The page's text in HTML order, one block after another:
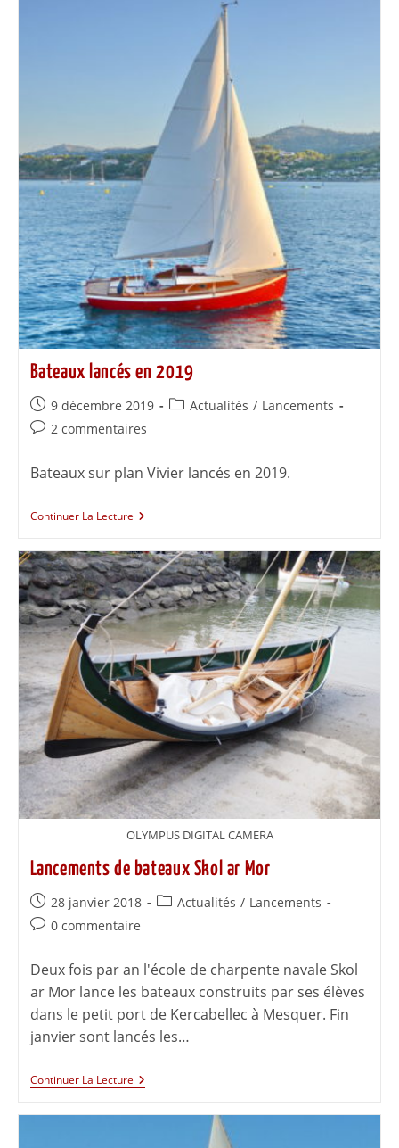
Bateaux lancés en 2019
9 décembre 2019 Actualités / Lancements
2 commentaires
Bateaux sur plan Vivier lancés en 2019.
Continuer La Lecture
OLYMPUS DIGITAL CAMERA
Lancements de bateaux Skol ar Mor
28 janvier 2018 Actualités / Lancements
0 commentaire
Deux fois par an l'école de charpente navale Skol
ar Mor lance les bateaux construits par ses élèves
dans le petit port de Kercabellec à Mesquer. Fin
janvier sont lancés les…
Continuer La Lecture